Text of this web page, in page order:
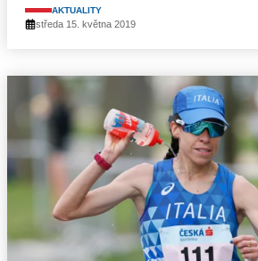
AKTUALITY
středa 15. května 2019